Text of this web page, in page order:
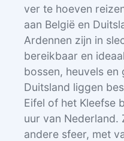
ver te hoeven
aan België en
Ardennen zijn in
bereikbaar en
bossen, heuvels
Duitsland liggen
Eifel of het Kleefse
uur van Nederland.
andere sfeer, met